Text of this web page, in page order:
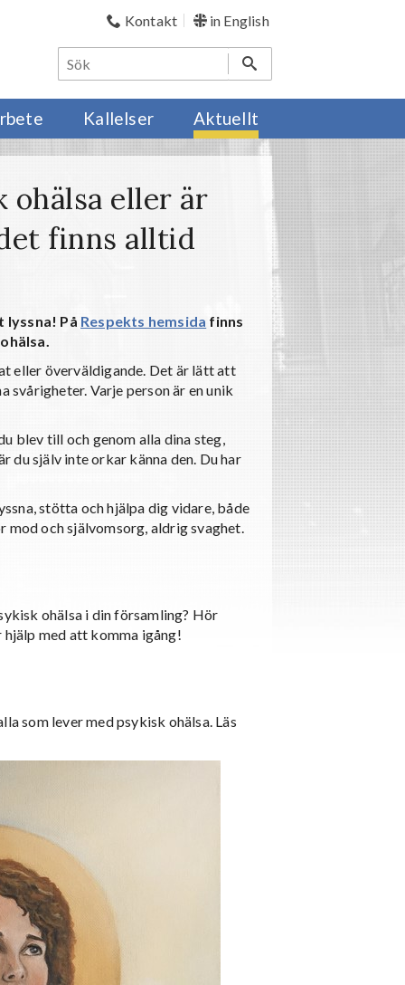
Kontakt in English
Kallelser Aktuellt
ohälsa eller är
finns alltid
lyssna! På Respekts hemsida finns
eller överväldigande. Det är lätt att
svårigheter. Varje person är en unik
blev till och genom alla dina steg,
du själv inte orkar känna den. Du har
stötta och hjälpa dig vidare, både
och självomsorg, aldrig svaghet.
ohälsa i din församling? Hör
med att komma igång!
som lever med psykisk ohälsa. Läs